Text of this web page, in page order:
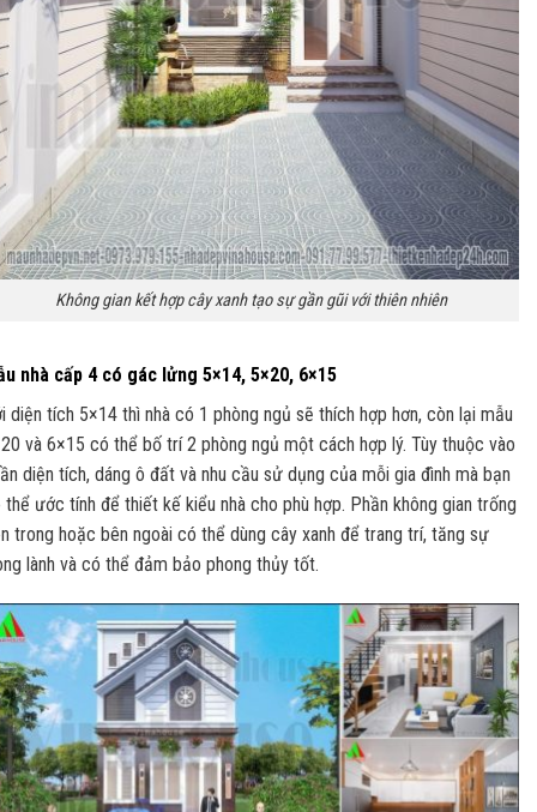
Không gian kết hợp cây xanh tạo sự gần gũi với thiên nhiên
nhà cấp 4 có gác lửng 5×14, 5×20, 6×15
diện tích 5×14 thì nhà có 1 phòng ngủ sẽ thích hợp hơn, còn lại mẫu
và 6×15 có thể bố trí 2 phòng ngủ một cách hợp lý. Tùy thuộc vào
diện tích, dáng ô đất và nhu cầu sử dụng của mỗi gia đình mà bạn
thể ước tính để thiết kế kiểu nhà cho phù hợp. Phần không gian trống
trong hoặc bên ngoài có thể dùng cây xanh để trang trí, tăng sự
lành và có thể đảm bảo phong thủy tốt.